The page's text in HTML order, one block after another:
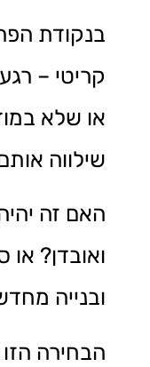
בנקודת
קריטי –
או שלא
שילווה
האם זה
ואובדן?
ובנייה
הבחירה